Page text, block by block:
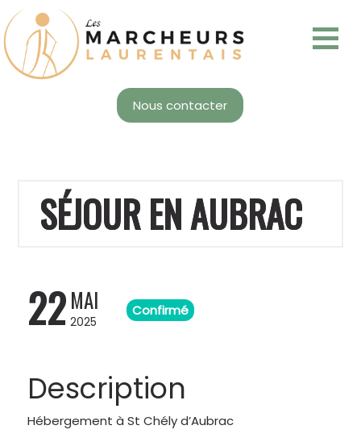
Nous contacter
SÉJOUR EN AUBRAC
22MAI
2025
Confirmé
Description
Hébergement à St Chély d’Aubrac